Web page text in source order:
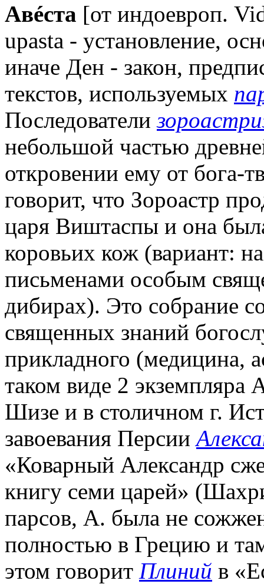
Авéста [от индоевроп.
upasta - установление,
иначе Ден - закон,
текстов, используемых
Последователи
небольшой частью
откровении ему от бога-
говорит, что Зороастр
царя Виштаспы и она
коровьих кож (вариант:
письменами особым
дибирах). Это собрание
священных знаний
прикладного (медицина,
таком виде 2 экземпляра
Шизе и в столичном г.
завоевания Персии
«Коварный Александр
книгу семи царей»
парсов, А. была не
полностью в Грецию и
этом говорит Плиний в